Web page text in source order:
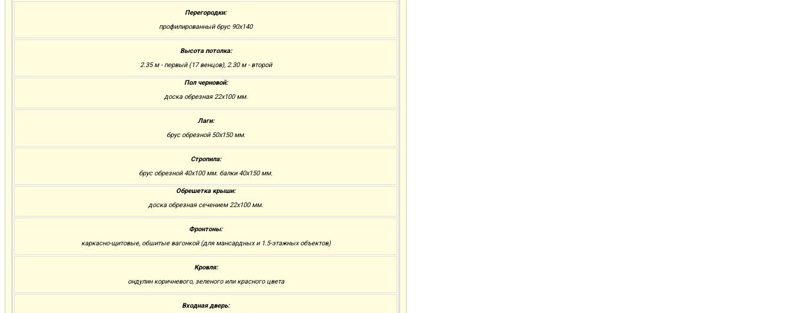
Перегородки:
профилированный брус 90х140
Высота потолка:
2.35 м - первый (17 венцов), 2.30 м - второй
Пол черновой:
доска обрезная 22х100 мм.
Лаги:
брус обрезной 50х150 мм.
Стропила:
брус обрезной 40х100 мм. балки 40х150 мм.
Обрешетка крыши:
доска обрезная сечением 22х100 мм.
Фронтоны:
каркасно-щитовые, обшитые вагонкой (для мансардных и 1.5-этажных объектов)
Кровля:
ондулин коричневого, зеленого или красного цвета
Входная дверь: